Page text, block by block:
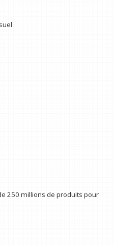
250 millions de produits pour